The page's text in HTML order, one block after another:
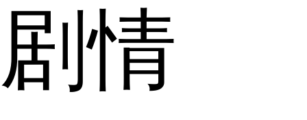
剧情